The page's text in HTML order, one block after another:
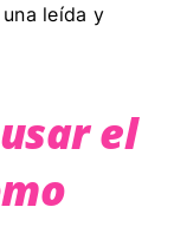
leída y
el